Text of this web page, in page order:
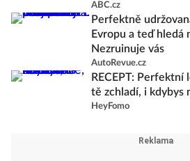
ABC.cz
Perfektně
Evropu a teď hledá
Nezruinuje vás
AutoRevue.cz
RECEPT:
tě zchladí, i kdybys
HeyFomo